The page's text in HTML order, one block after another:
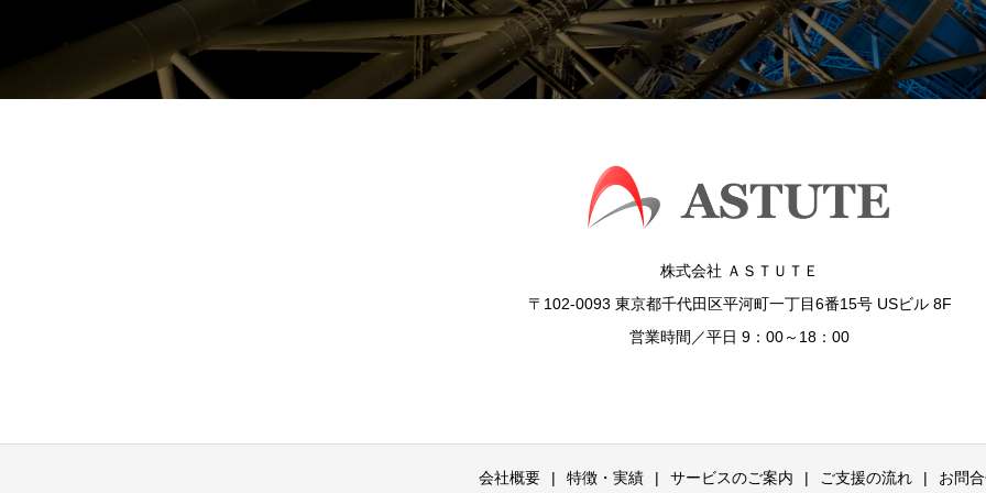
株式会社 ＡＳＴＵＴＥ
〒102-0093 東京都千代田区平河町一丁目6番15号 USビル 8F
営業時間／平日 9：00～18：00
会社概要 特徴・実績 サービスのご案内 ご支援の流れ お問